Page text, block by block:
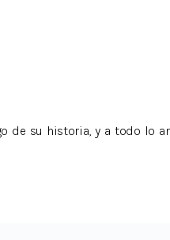
de su historia, y a todo lo